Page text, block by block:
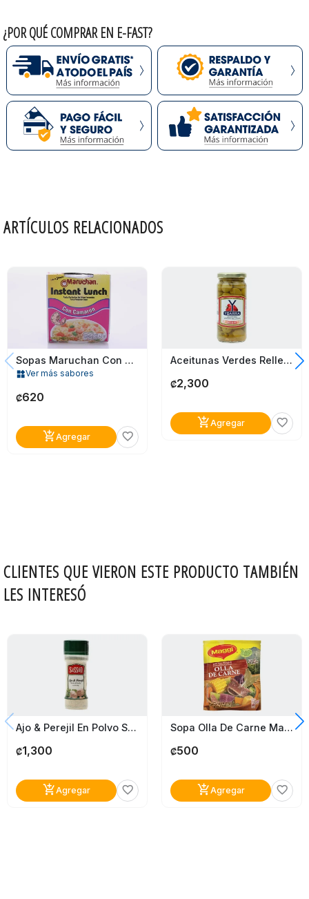
¿POR QUÉ COMPRAR EN E-FAST?
ARTÍCULOS RELACIONADOS
Sopas Maruchan Con Camarón 64 Gr
widgetsVer más sabores
₡620
add_shopping_cartAgregar favorite_border
Aceitunas Verdes Rellenas Pimiento Ybarra 240G
₡2,300
add_shopping_cartAgregar favorite_border
CLIENTES QUE VIERON ESTE PRODUCTO TAMBIÉN
LES INTERESÓ
Ajo & Perejil En Polvo Sassón 65G
₡1,300
add_shopping_cartAgregar favorite_border
Sopa Olla De Carne Maggi 40G
₡500
add_shopping_cartAgregar favorite_border